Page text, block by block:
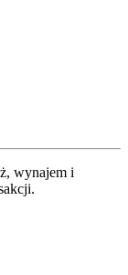
wynajem i